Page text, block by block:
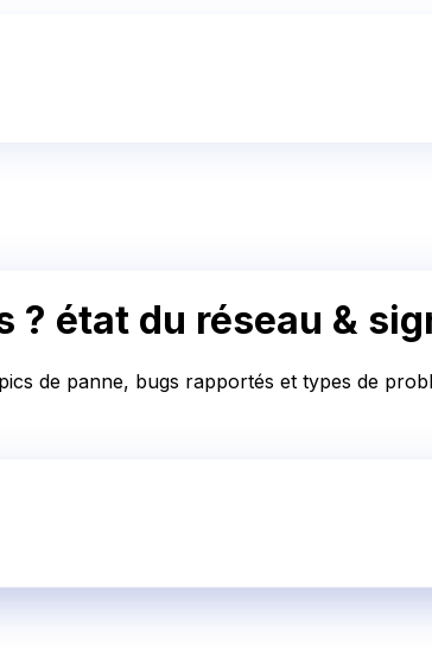
? état du réseau &
de panne, bugs rapportés et types de